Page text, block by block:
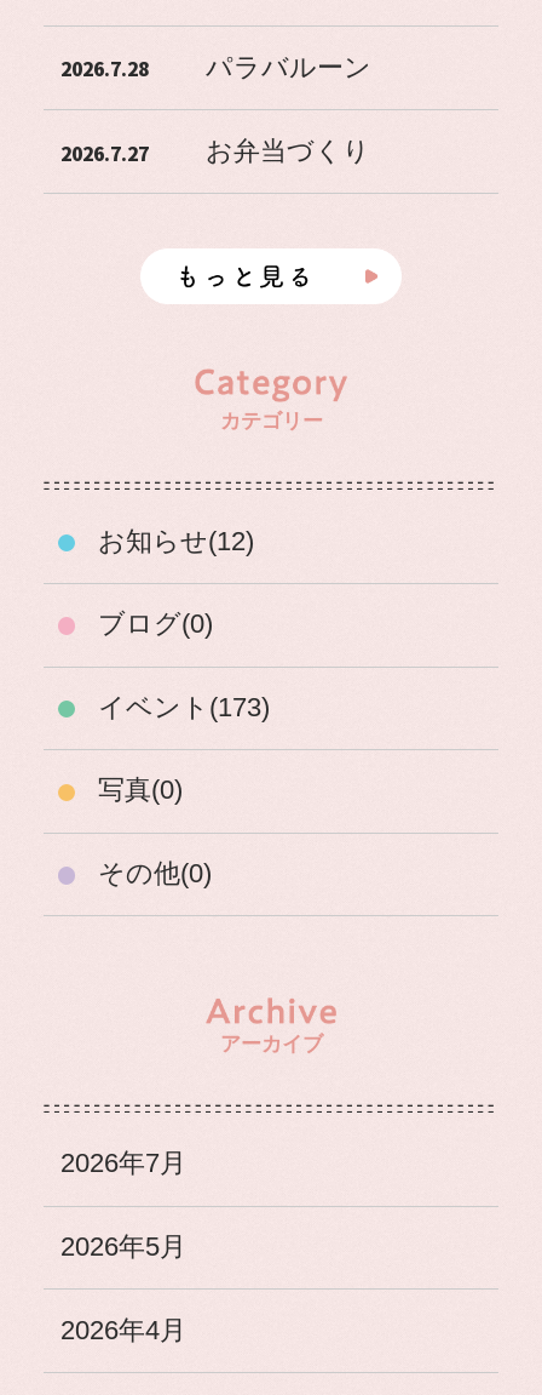
2026.7.28 パラバルーン
2026.7.27 お弁当づくり
カテゴリー
お知らせ(12)
ブログ(0)
イベント(173)
写真(0)
その他(0)
アーカイブ
2026年7月
2026年5月
2026年4月